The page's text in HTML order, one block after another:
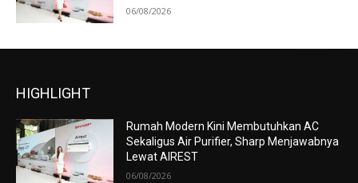
06/08/2026
HIGHLIGHT
Rumah Modern Kini Membutuhkan AC
Sekaligus Air Purifier, Sharp Menjawabnya
Lewat AIREST
06/08/2026